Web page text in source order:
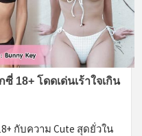
18+ โดดเด่นเร้าใจเกิน
กับความ Cute สุดยั่วใน